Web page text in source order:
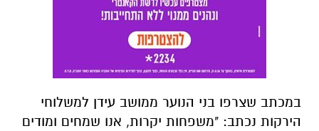
במכתב שצרפו בני הנוער ממושב עידן למשלוחי
הירקות נכתב: "משפחות יקרות, אנו שמחים ומודים